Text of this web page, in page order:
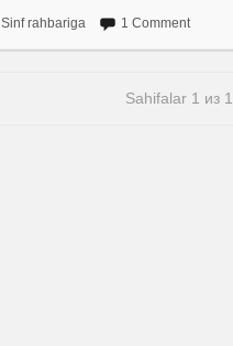
Sinf rahbariga 1 Comment
Sahifalar 1 из 1